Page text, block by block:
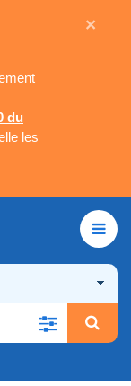
du
les
×